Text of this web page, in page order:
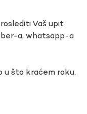
Vaš upit
a, whatsapp-a
u što kraćem roku.